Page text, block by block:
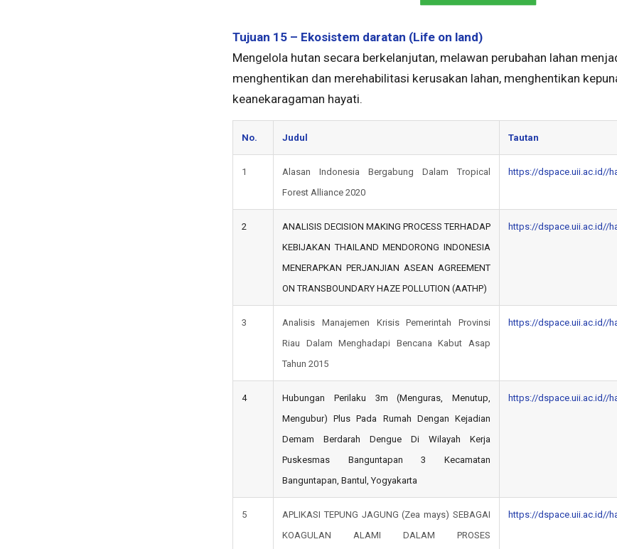
Tujuan 15 – Ekosistem daratan (Life on land)
Mengelola hutan secara berkelanjutan, melawan perubahan lahan
menghentikan dan merehabilitasi kerusakan lahan, menghentikan
keanekaragaman hayati.
No. Judul Tautan
1
Alasan Indonesia Bergabung Dalam Tropical
Forest Alliance 2020
https://dspace.uii.ac.id//
2
ANALISIS DECISION MAKING PROCESS TERHADAP
KEBIJAKAN THAILAND MENDORONG INDONESIA
MENERAPKAN PERJANJIAN ASEAN AGREEMENT
ON TRANSBOUNDARY HAZE POLLUTION (AATHP)
https://dspace.uii.ac.id//
3
Analisis Manajemen Krisis Pemerintah Provinsi
Riau Dalam Menghadapi Bencana Kabut Asap
Tahun 2015
https://dspace.uii.ac.id//
4
Hubungan Perilaku 3m (Menguras, Menutup,
Mengubur) Plus Pada Rumah Dengan Kejadian
Demam Berdarah Dengue Di Wilayah Kerja
Puskesmas Banguntapan 3 Kecamatan
Banguntapan, Bantul, Yogyakarta
https://dspace.uii.ac.id//
5
APLIKASI TEPUNG JAGUNG (Zea mays) SEBAGAI
KOAGULAN ALAMI DALAM PROSES
https://dspace.uii.ac.id//